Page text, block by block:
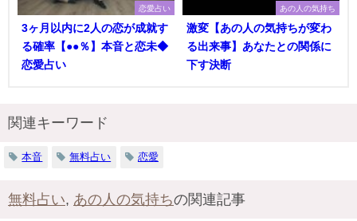
恋愛占い
3ヶ月以内に2人の恋が成就す
る確率【●●％】本音と恋未◆
恋愛占い
あの人の気持ち
激変【あの人の気持ちが変わ
る出来事】あなたとの関係に
下す決断
関連キーワード
本音 無料占い 恋愛
無料占い, あの人の気持ちの関連記事